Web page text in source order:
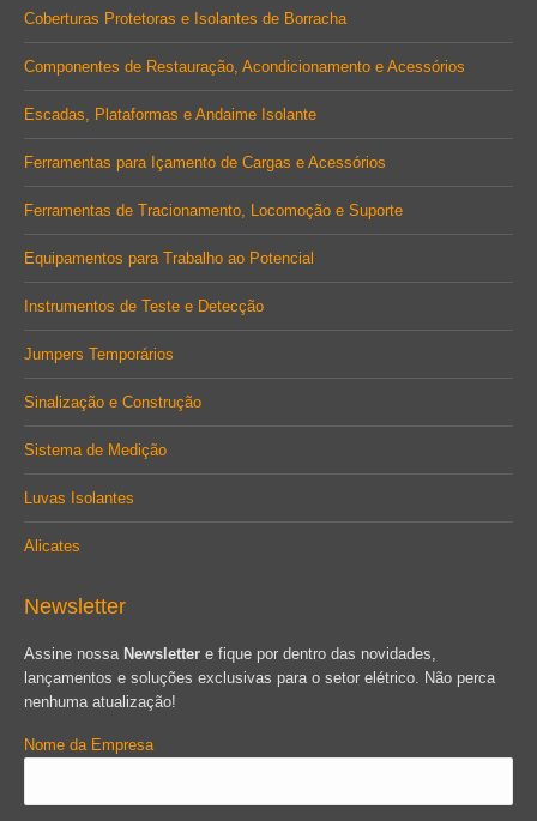
Coberturas Protetoras e Isolantes de Borracha
Componentes de Restauração, Acondicionamento e Acessórios
Escadas, Plataformas e Andaime Isolante
Ferramentas para Içamento de Cargas e Acessórios
Ferramentas de Tracionamento, Locomoção e Suporte
Equipamentos para Trabalho ao Potencial
Instrumentos de Teste e Detecção
Jumpers Temporários
Sinalização e Construção
Sistema de Medição
Luvas Isolantes
Alicates
Newsletter
Assine nossa Newsletter e fique por dentro das novidades,
lançamentos e soluções exclusivas para o setor elétrico. Não perca
nenhuma atualização!
Nome da Empresa